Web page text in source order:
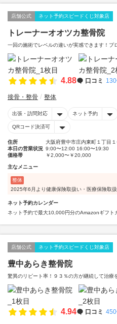
店舗公式 ネット予約スピードくじ対象店
トレーナーオオツカ整骨院
一回の施術でレベルの違いが実感できます！プ
4.88 口コミ
接骨・整骨 整体
出張・訪問対応 ネット予約
QRコード決済可
住所
大阪府豊中市庄内東町１丁目１
本日の営業状況 9:00〜12:00 16:00〜19:30
価格帯
￥2,000〜￥20,000
主なメニュー
整体
2025年6月より健康保険取扱い・医療保険取
ネット予約カレンダー
ネット予約で最大10,000円分のAmazonギフト
店舗公式 ネット予約スピードくじ対象店
豊中あらき整骨院
驚異のリピート率！９３％の方が継続して治療
4.94 口コミ